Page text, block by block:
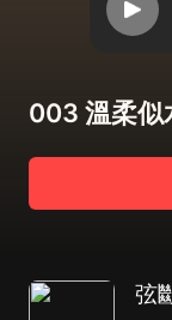
003 溫柔似
弦